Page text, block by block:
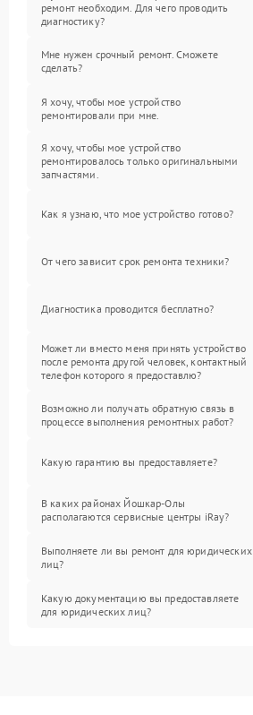
ремонт необходим. Для чего проводить
диагностику?
Мне нужен срочный ремонт. Сможете
сделать?
Я хочу, чтобы мое устройство
ремонтировали при мне.
Я хочу, чтобы мое устройство
ремонтировалось только оригинальными
запчастями.
Как я узнаю, что мое устройство готово?
От чего зависит срок ремонта техники?
Диагностика проводится бесплатно?
Может ли вместо меня принять устройство
после ремонта другой человек, контактный
телефон которого я предоставлю?
Возможно ли получать обратную связь в
процессе выполнения ремонтных работ?
Какую гарантию вы предоставляете?
В каких районах Йошкар-Олы
располагаются сервисные центры iRay?
Выполняете ли вы ремонт для юридических
лиц?
Какую документацию вы предоставляете
для юридических лиц?